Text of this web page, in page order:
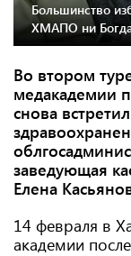
Большинство
ХМАПО ни
Во втором
медакадемии
снова
заведующая
Елена
14 февраля в
академии